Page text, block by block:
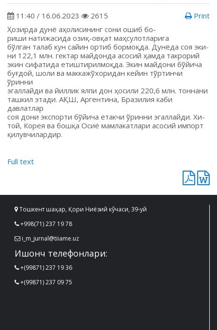
11:40 / 16.06.2023 2615
Print
Ҳозирда дунё аҳолисининг сони ошиб бо-
риши натижасида озиқ-овқат маҳсулотларига
бўлган талаб кун сайин ортиб бормоқда. Дунёда соя эки-
ни 122,1 млн. гектар майдонда асосий ҳамда такрорий
экин сифатида етиштирилмоқда. Экин майдони бўйича
буғдой, шоли ва маккажўхоридан кейин тўртинчи
ўринни
эгаллайди ва йиллик ялпи дон ҳосили 220,6 млн. тоннани
ташкил этади. АҚШ, Аргентина, Бразилия каби
давлатлар
соя дони экспорти бўйича етакчи ўринни эгаллайди. Хи-
той, Корея ва бошқа Осиё мамлакатлари асосий импорт
қилувчилардир.
Full text
Тошкент шаҳар, Қори Ниёзий кўчаси, 39-уй
+998(71) 237 19 78
i_m_jurnal@tiiame.uz
Ишонч телефонлари:
+(99871) 237 19 36
+(99871) 237 09 75